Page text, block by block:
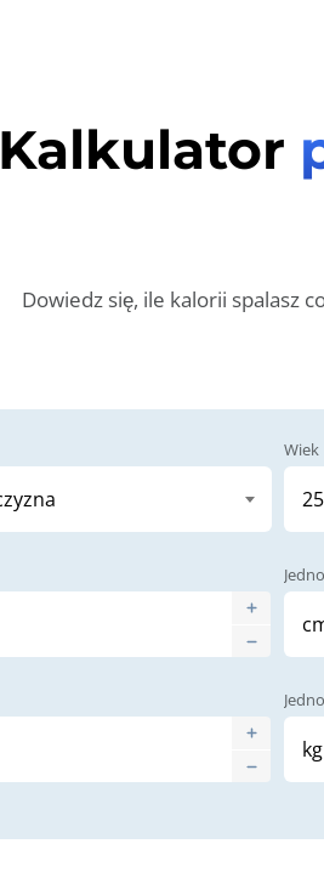
Kalkulator
Dowiedz się, ile kalorii spalasz
Wiek